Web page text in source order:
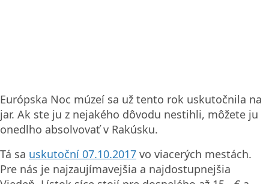
Európska Noc múzeí sa už tento rok uskutočnila na
jar. Ak ste ju z nejakého dôvodu nestihli, môžete ju
onedlho absolvovať v Rakúsku.
Tá sa uskutoční 07.10.2017 vo viacerých mestách.
Pre nás je najzaujímavejšia a najdostupnejšia